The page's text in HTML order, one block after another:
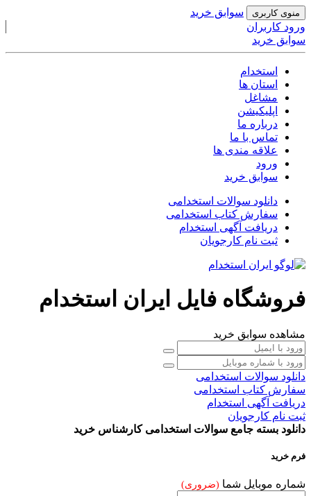
منوی کاربری
سوابق خرید
ورود کاربران
سوابق خرید
استخدام
استان ها
مشاغل
اپلیکیشن
درباره ما
تماس با ما
علاقه مندی ها
ورود
سوابق خرید
دانلود سوالات استخدامی
سفارش کتاب استخدامی
دریافت آگهی استخدام
ثبت نام کارجویان
فروشگاه فایل ایران استخدام
مشاهده سوابق خرید
دانلود سوالات استخدامی
سفارش کتاب استخدامی
دریافت آگهی استخدام
ثبت نام کارجویان
دانلود بسته جامع سوالات استخدامی کارشناس خرید
فرم خرید
شماره موبایل شما (ضروری)